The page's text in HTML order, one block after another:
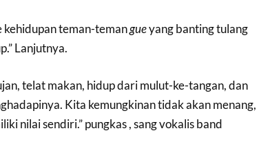
kehidupan teman-temangueyang banting tulang
Lanjutnya.
telat makan, hidup dari mulut-ke-tangan, dan
Kita kemungkinan tidak akan menang,
nilai sendiri.” pungkas , sang vokalis band